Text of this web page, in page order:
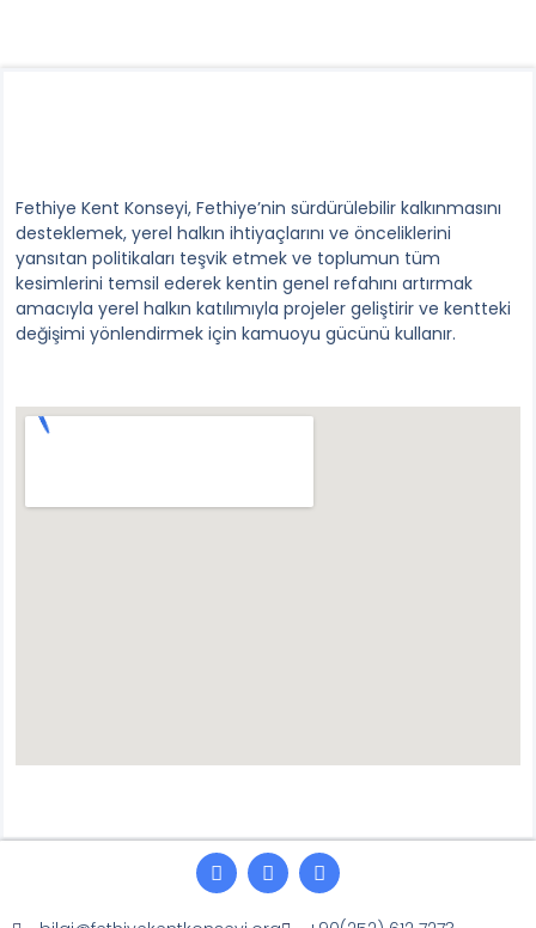
Fethiye Kent Konseyi, Fethiye’nin sürdürülebilir kalkınmasını
desteklemek, yerel halkın ihtiyaçlarını ve önceliklerini
yansıtan politikaları teşvik etmek ve toplumun tüm
kesimlerini temsil ederek kentin genel refahını artırmak
amacıyla yerel halkın katılımıyla projeler geliştirir ve kentteki
değişimi yönlendirmek için kamuoyu gücünü kullanır.